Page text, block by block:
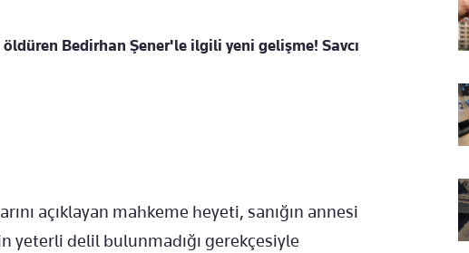
Bedirhan Şener'le ilgili yeni gelişme! Savcı
açıklayan mahkeme heyeti, sanığın annesi
yeterli delil bulunmadığı gerekçesiyle